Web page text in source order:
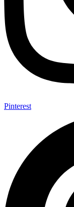
Pinterest